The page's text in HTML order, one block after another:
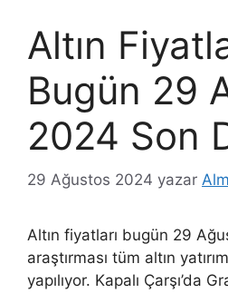
Altın
Bugün 29
2024 Son
29 Ağustos 2024 yazar
Altın fiyatları bugün 29
araştırması tüm altın
yapılıyor. Kapalı Çarşı’da